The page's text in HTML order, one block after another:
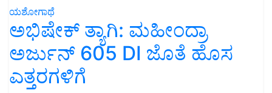
ಯಶೋಗಾಥೆ
ಅಭಿಷೇಕ್ ತ್ಯಾಗಿ: ಮಹೀಂದ್ರಾ
ಅರ್ಜುನ್ 605 DI ಜೊತೆ ಹೊಸ
ಎತ್ತರಗಳಿಗೆ